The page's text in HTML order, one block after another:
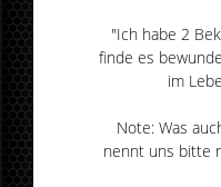
"Ich habe 2
finde es
im
Note: Was
nennt uns bitte